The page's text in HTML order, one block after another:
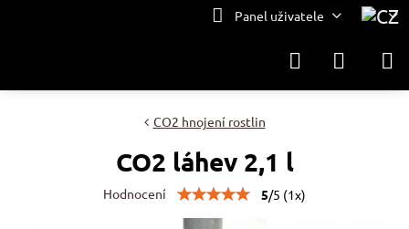
Panel uživatele
CO2 hnojení rostlin
CO2 láhev 2,1 l
Hodnocení 5/5 (1x)